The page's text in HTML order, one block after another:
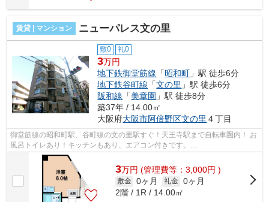
賃貸 | マンション ニューパレス文の里
敷0 礼0
3万円
地下鉄御堂筋線 「昭和町 」駅 徒歩6分
地下鉄谷町線 「文の里 」駅 徒歩6分
阪和線 「美章園 」駅 徒歩8分
築37年 / 14.00㎡
大阪府大阪市阿倍野区文の里 ４丁目
御堂筋線の昭和町駅、谷町線の文の里駅すぐ！天王寺駅まで自転車圏内！ お
風呂トイレあり！キッチンもあり、エアコン付きです。
■□■□■□■□■□■□■□■□■□■□■□■□■□■□■□■□■□■□■□■□ ご覧いた...
3万円 (管理費等：3,000円 )
敷金 0ヶ月 礼金 0ヶ月
2階 / 1R / 14.00㎡